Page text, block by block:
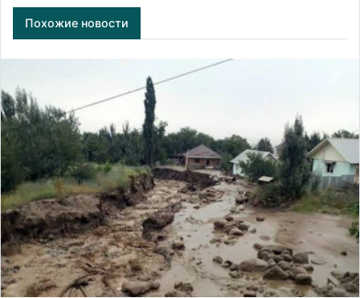
Похожие новости